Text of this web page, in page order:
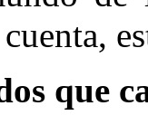
que